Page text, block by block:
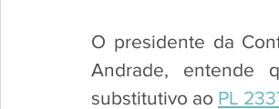
O presidente da
Andrade, entende
substitutivo ao PL